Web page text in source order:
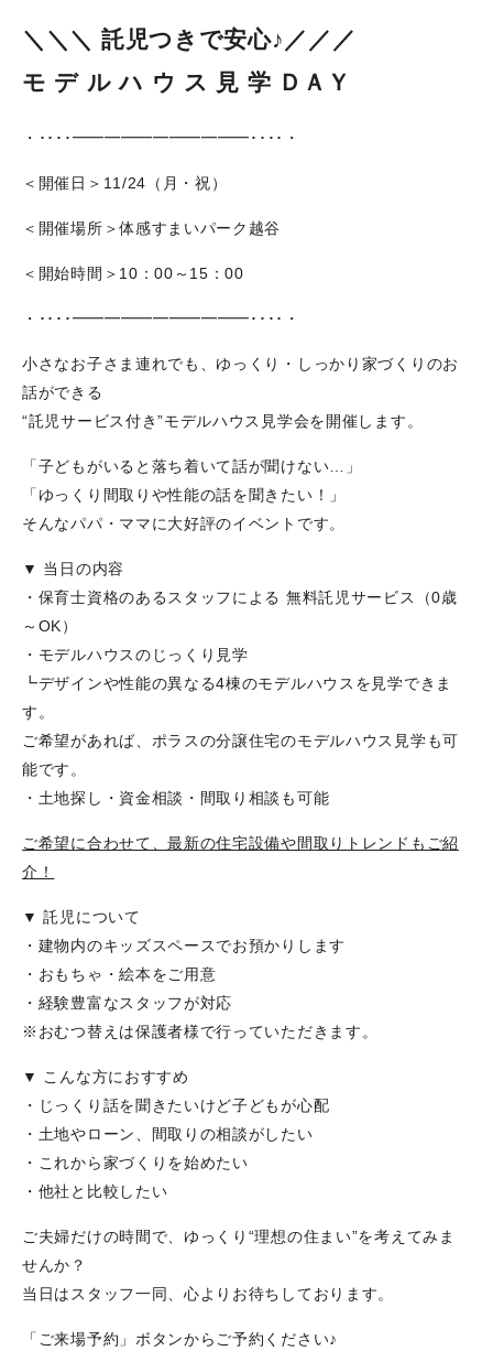
＼＼＼ 託児つきで安心♪／／／
モ デ ルハ ウ ス 見 学 ＤＡＹ
・････━━━━━━━━━━━････・
＜開催日＞11/24（月・祝）
＜開催場所＞体感すまいパーク越谷
＜開始時間＞10：00～15：00
・････━━━━━━━━━━━････・
小さなお子さま連れでも、ゆっくり・しっかり家づくりのお
話ができる
“託児サービス付き”モデルハウス見学会を開催します。
「子どもがいると落ち着いて話が聞けない…」
「ゆっくり間取りや性能の話を聞きたい！」
そんなパパ・ママに大好評のイベントです。
▼ 当日の内容
・保育士資格のあるスタッフによる 無料託児サービス（0歳
～OK）
・モデルハウスのじっくり見学
┗デザインや性能の異なる4棟のモデルハウスを見学できま
す。
ご希望があれば、ポラスの分譲住宅のモデルハウス見学も可
能です。
・土地探し・資金相談・間取り相談も可能
ご希望に合わせて、最新の住宅設備や間取りトレンドもご紹
介！
▼ 託児について
・建物内のキッズスペースでお預かりします
・おもちゃ・絵本をご用意
・経験豊富なスタッフが対応
※おむつ替えは保護者様で行っていただきます。
▼ こんな方におすすめ
・じっくり話を聞きたいけど子どもが心配
・土地やローン、間取りの相談がしたい
・これから家づくりを始めたい
・他社と比較したい
ご夫婦だけの時間で、ゆっくり“理想の住まい”を考えてみま
せんか？
当日はスタッフ一同、心よりお待ちしております。
「ご来場予約」ボタンからご予約ください♪